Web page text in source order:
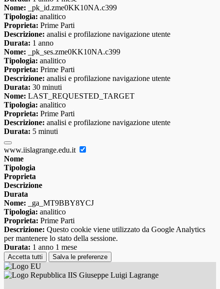
Nome: _pk_id.zme0KK10NA.c399
Tipologia: analitico
Proprieta: Prime Parti
Descrizione: analisi e profilazione navigazione utente
Durata: 1 anno
Nome: _pk_ses.zme0KK10NA.c399
Tipologia: analitico
Proprieta: Prime Parti
Descrizione: analisi e profilazione navigazione utente
Durata: 30 minuti
Nome: LAST_REQUESTED_TARGET
Tipologia: analitico
Proprieta: Prime Parti
Descrizione: analisi e profilazione navigazione utente
Durata: 5 minuti
www.iislagrange.edu.it
Nome
Tipologia
Proprieta
Descrizione
Durata
Nome: _ga_MT9BBY8YCJ
Tipologia: analitico
Proprieta: Prime Parti
Descrizione: Questo cookie viene utilizzato da Google Analytics
per mantenere lo stato della sessione.
Durata: 1 anno 1 mese
Accetta tutti Salva le preferenze
IIS Giuseppe Luigi Lagrange